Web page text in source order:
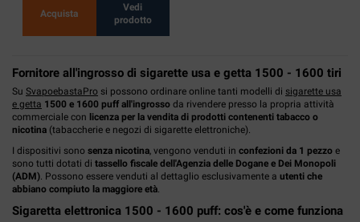
Acquista
Vedi
prodotto
Fornitore all'ingrosso di sigarette usa e getta 1500 - 1600 tiri
Su SvapoebastaPro si possono ordinare online tanti modelli di sigarette usa
e getta 1500 e 1600 puff all'ingrosso da rivendere presso la propria attività
commerciale con licenza per la vendita di prodotti contenenti tabacco o
nicotina (tabaccherie e negozi di sigarette elettroniche).
I dispositivi sono senza nicotina, vengono venduti in confezioni da 1 pezzo e
sono tutti dotati di tassello fiscale dell'Agenzia delle Dogane e Dei Monopoli
(ADM). Possono essere venduti al dettaglio esclusivamente a utenti che
abbiano compiuto la maggiore età.
Sigaretta elettronica 1500 - 1600 puff: cos'è e come funziona